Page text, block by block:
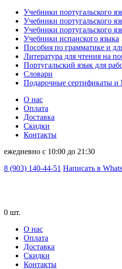
Учебники португальского
Учебники португальского
Учебники португальского
Учебники испанского языка
Пособия по грамматике и
Литература для чтения на
Португальский язык для
Словари
Подарочные сертификаты
О нас
Оплата
Доставка
Скидки
Контакты
ежедневно с 10:00 до 21:30
8 (903) 140-44-51 Написать в
0 шт.
О нас
Оплата
Доставка
Скидки
Контакты